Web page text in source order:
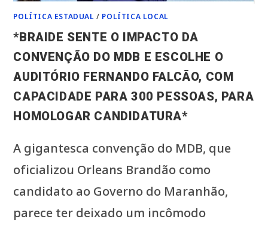
POLÍTICA ESTADUAL / POLÍTICA LOCAL
*BRAIDE SENTE O IMPACTO DA
CONVENÇÃO DO MDB E ESCOLHE O
AUDITÓRIO FERNANDO FALCÃO, COM
CAPACIDADE PARA 300 PESSOAS, PARA
HOMOLOGAR CANDIDATURA*
A gigantesca convenção do MDB, que
oficializou Orleans Brandão como
candidato ao Governo do Maranhão,
parece ter deixado um incômodo